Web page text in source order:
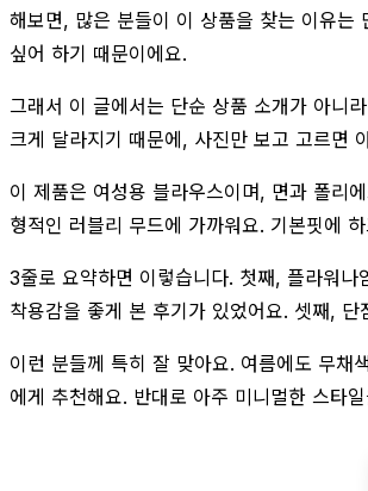
해보면, 많은 분들이 이 상품을 찾는 이유는
싶어 하기 때문이에요.
그래서 이 글에서는 단순 상품 소개가 아니
크게 달라지기 때문에, 사진만 보고 고르면
이 제품은 여성용 블라우스이며, 면과 폴리
형적인 러블리 무드에 가까워요. 기본핏에
3줄로 요약하면 이렇습니다. 첫째, 플라워
착용감을 좋게 본 후기가 있었어요. 셋째,
이런 분들께 특히 잘 맞아요. 여름에도 무채
에게 추천해요. 반대로 아주 미니멀한 스타